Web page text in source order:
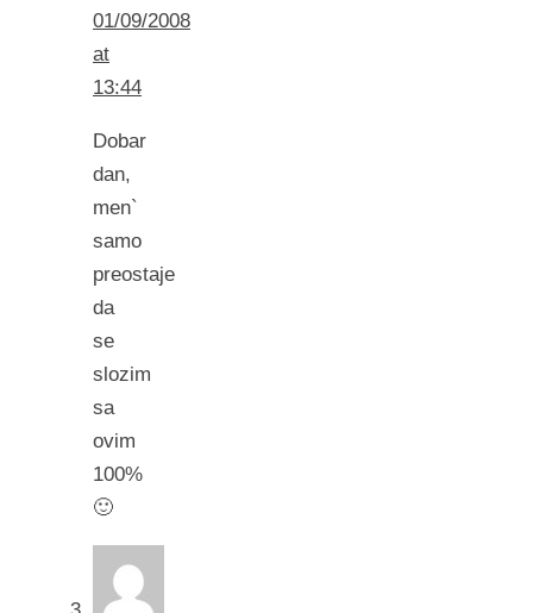
01/09/2008
at
13:44
Dobar
dan,
men`
samo
preostaje
da
se
slozim
sa
ovim
100%
🙂